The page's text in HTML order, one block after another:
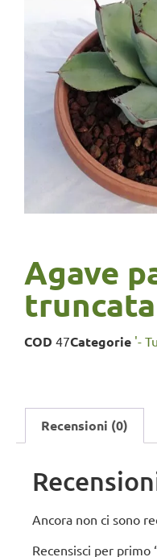
Agave
truncata
COD 47Categorie '-
Recensioni (0)
Ancora non ci sono
Recensisci per primo